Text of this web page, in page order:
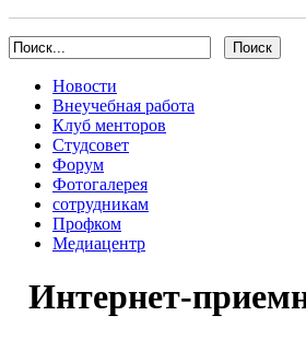
Новости
Внеучебная работа
Клуб менторов
Студсовет
Форум
Фотогалерея
сотрудникам
Профком
Медиацентр
Интернет-